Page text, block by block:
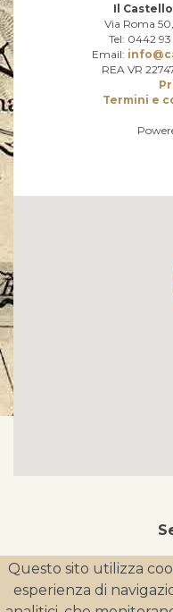
Questo sito utilizza
esperienza di
Il
Via Roma
Tel: 0442
Email:
REA VR
Termini e